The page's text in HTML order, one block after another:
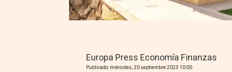
Europa Press Economía Finanzas
Publicado: miércoles, 20 septiembre 2023 10:00